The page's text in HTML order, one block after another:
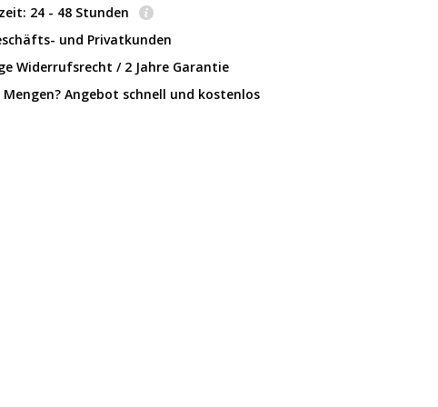
24 - 48 Stunden
und Privatkunden
Widerrufsrecht / 2 Jahre Garantie
Mengen? Angebot schnell und kostenlos